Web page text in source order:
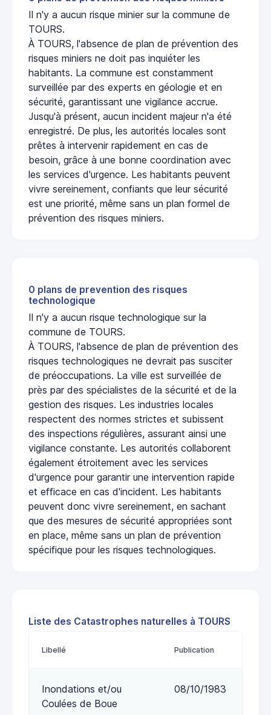
Il n'y a aucun risque minier sur la commune de
TOURS.
À TOURS, l'absence de plan de prévention des
risques miniers ne doit pas inquiéter les
habitants. La commune est constamment
surveillée par des experts en géologie et en
sécurité, garantissant une vigilance accrue.
Jusqu'à présent, aucun incident majeur n'a été
enregistré. De plus, les autorités locales sont
prêtes à intervenir rapidement en cas de
besoin, grâce à une bonne coordination avec
les services d'urgence. Les habitants peuvent
vivre sereinement, confiants que leur sécurité
est une priorité, même sans un plan formel de
prévention des risques miniers.
0 plans de prevention des risques
technologique
Il n'y a aucun risque technologique sur la
commune de TOURS.
À TOURS, l'absence de plan de prévention des
risques technologiques ne devrait pas susciter
de préoccupations. La ville est surveillée de
près par des spécialistes de la sécurité et de la
gestion des risques. Les industries locales
respectent des normes strictes et subissent
des inspections régulières, assurant ainsi une
vigilance constante. Les autorités collaborent
également étroitement avec les services
d'urgence pour garantir une intervention rapide
et efficace en cas d'incident. Les habitants
peuvent donc vivre sereinement, en sachant
que des mesures de sécurité appropriées sont
en place, même sans un plan de prévention
spécifique pour les risques technologiques.
Liste des Catastrophes naturelles à TOURS
Libellé Publication
Inondations et/ou
Coulées de Boue
08/10/1983